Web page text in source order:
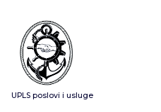
sadržaj
UPLS poslovi i usluge